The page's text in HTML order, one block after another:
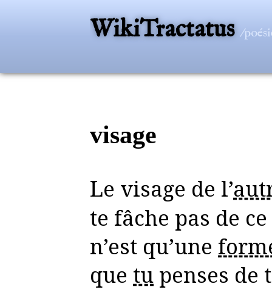
WikiTractatus /
visage
Le visage de l’
te fâche pas de
n’est qu’une
que tu penses de